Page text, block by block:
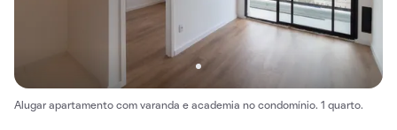
Alugar apartamento com varanda e academia no condomínio. 1 quarto.